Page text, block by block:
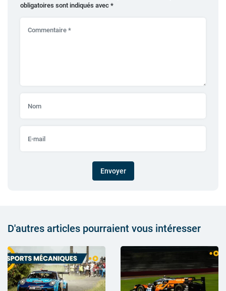
obligatoires sont indiqués avec *
Envoyer
D'autres articles pourraient vous intéresser